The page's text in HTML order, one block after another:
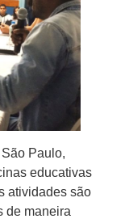
Paulo,
educativas
atividades são
de maneira